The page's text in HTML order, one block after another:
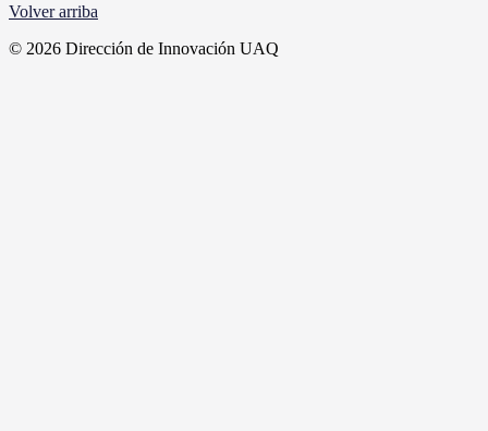
Volver arriba
© 2026 Dirección de Innovación UAQ